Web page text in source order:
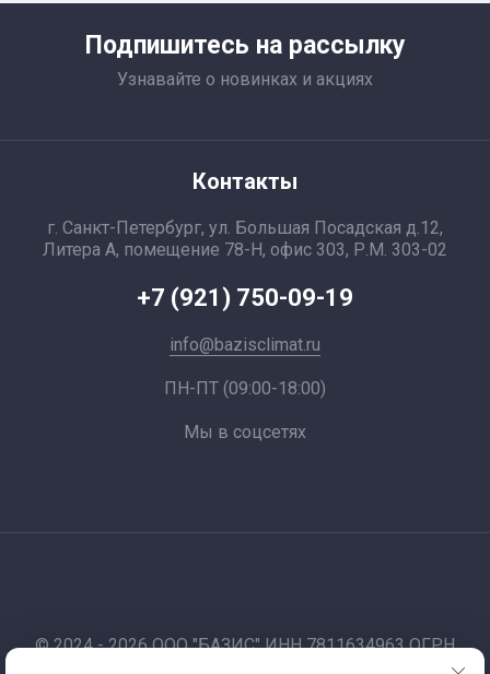
Подпишитесь на рассылку
Узнавайте о новинках и акциях
Контакты
г. Санкт-Петербург, ул. Большая Посадская д.12,
Литера А, помещение 78-Н, офис 303, Р.М. 303-02
+7 (921) 750-09-19
info@bazisclimat.ru
ПН-ПТ (09:00-18:00)
Мы в соцсетях
© 2024 - 2026 ООО "БАЗИС" ИНН 7811634963 ОГРН